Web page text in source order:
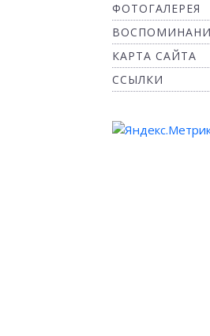
ФОТОГАЛЕРЕЯ
КАРТА САЙТА
ССЫЛКИ